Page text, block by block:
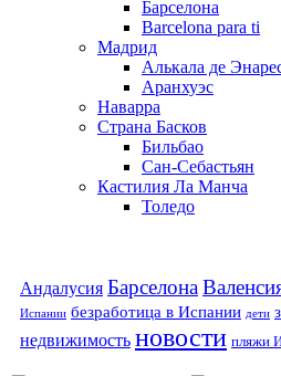
Барселона
Barcelona para ti
Мадрид
Алькала де
Аранхуэс
Наварра
Страна Басков
Бильбао
Сан-Себастьян
Кастилия Ла Манча
Толедо
Андалусия Барселона
Испании безработица в Испании дети
недвижимость новости пляжи